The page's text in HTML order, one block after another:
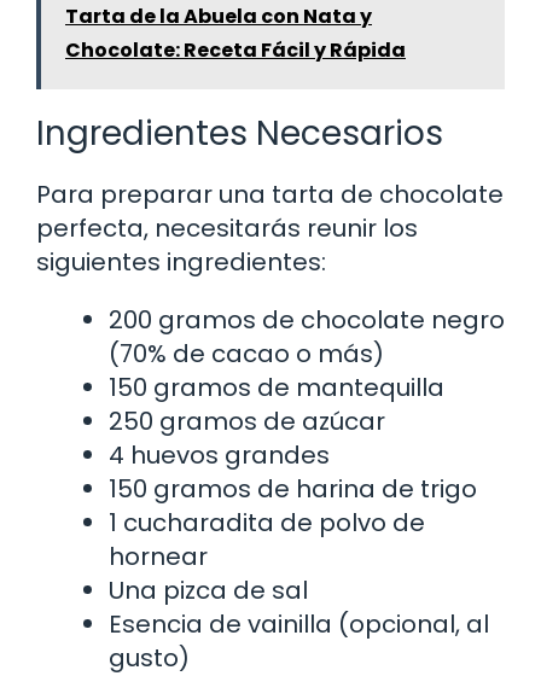
Tarta de la Abuela con Nata y
Chocolate: Receta Fácil y Rápida
Ingredientes Necesarios
Para preparar una tarta de chocolate
perfecta, necesitarás reunir los
siguientes ingredientes:
200 gramos de chocolate negro
(70% de cacao o más)
150 gramos de mantequilla
250 gramos de azúcar
4 huevos grandes
150 gramos de harina de trigo
1 cucharadita de polvo de
hornear
Una pizca de sal
Esencia de vainilla (opcional, al
gusto)